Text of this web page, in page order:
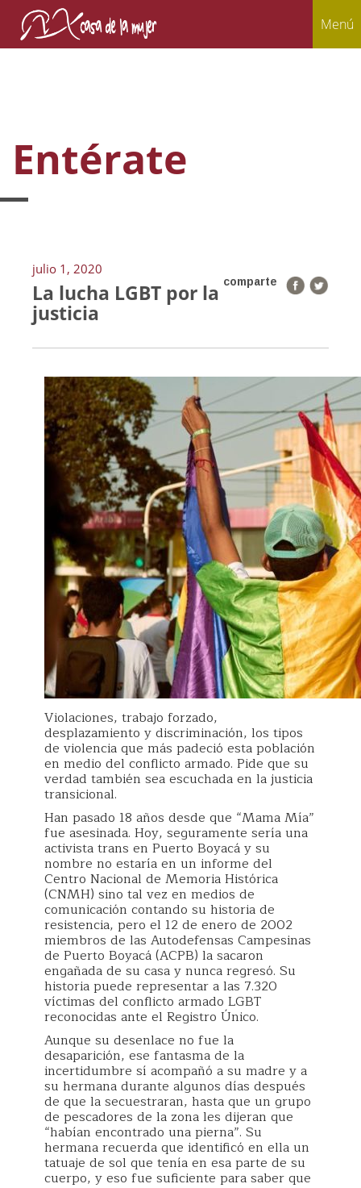
Menú
Entérate
julio 1, 2020
comparte
La lucha LGBT por la
justicia
Violaciones, trabajo forzado,
desplazamiento y discriminación, los tipos
de violencia que más padeció esta población
en medio del conflicto armado. Pide que su
verdad también sea escuchada en la justicia
transicional.
Han pasado 18 años desde que “Mama Mía”
fue asesinada. Hoy, seguramente sería una
activista trans en Puerto Boyacá y su
nombre no estaría en un informe del
Centro Nacional de Memoria Histórica
(CNMH) sino tal vez en medios de
comunicación contando su historia de
resistencia, pero el 12 de enero de 2002
miembros de las Autodefensas Campesinas
de Puerto Boyacá (ACPB) la sacaron
engañada de su casa y nunca regresó. Su
historia puede representar a las 7.320
víctimas del conflicto armado LGBT
reconocidas ante el Registro Único.
Aunque su desenlace no fue la
desaparición, ese fantasma de la
incertidumbre sí acompañó a su madre y a
su hermana durante algunos días después
de que la secuestraran, hasta que un grupo
de pescadores de la zona les dijeran que
“habían encontrado una pierna”. Su
hermana recuerda que identificó en ella un
tatuaje de sol que tenía en esa parte de su
cuerpo, y eso fue suficiente para saber que